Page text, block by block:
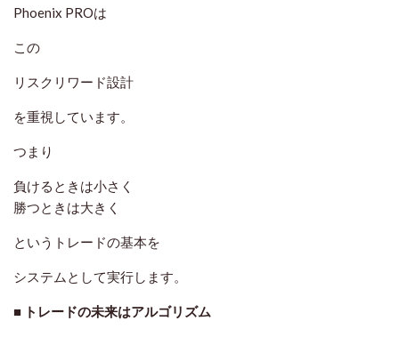
Phoenix PROは
この
リスクリワード設計
を重視しています。
つまり
負けるときは小さく
勝つときは大きく
というトレードの基本を
システムとして実行します。
■ トレードの未来はアルゴリズム